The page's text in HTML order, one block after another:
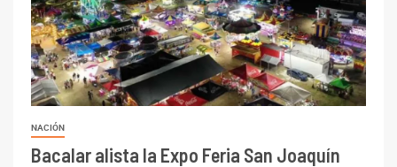
NACIÓN
Bacalar alista la Expo Feria San Joaquín